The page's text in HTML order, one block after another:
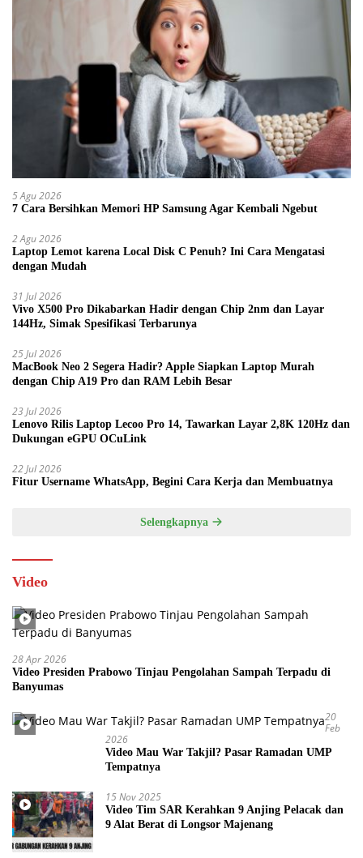
5 Agu 2026
7 Cara Bersihkan Memori HP Samsung Agar Kembali Ngebut
2 Agu 2026
Laptop Lemot karena Local Disk C Penuh? Ini Cara Mengatasi
dengan Mudah
31 Jul 2026
Vivo X500 Pro Dikabarkan Hadir dengan Chip 2nm dan Layar
144Hz, Simak Spesifikasi Terbarunya
25 Jul 2026
MacBook Neo 2 Segera Hadir? Apple Siapkan Laptop Murah
dengan Chip A19 Pro dan RAM Lebih Besar
23 Jul 2026
Lenovo Rilis Laptop Lecoo Pro 14, Tawarkan Layar 2,8K 120Hz dan
Dukungan eGPU OCuLink
22 Jul 2026
Fitur Username WhatsApp, Begini Cara Kerja dan Membuatnya
Selengkapnya
Video
28 Apr 2026
Video Presiden Prabowo Tinjau Pengolahan Sampah Terpadu di
Banyumas
20
Feb
2026
Video Mau War Takjil? Pasar Ramadan UMP
Tempatnya
15 Nov 2025
Video Tim SAR Kerahkan 9 Anjing Pelacak dan
9 Alat Berat di Longsor Majenang